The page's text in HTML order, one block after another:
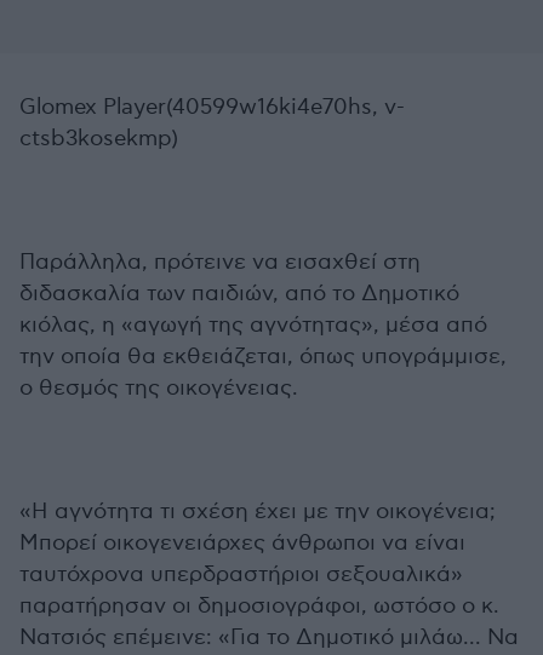
Glomex Player(40599w16ki4e70hs, v-
ctsb3kosekmp)
Παράλληλα, πρότεινε να εισαχθεί στη
διδασκαλία των παιδιών, από το Δημοτικό
κιόλας, η «αγωγή της αγνότητας», μέσα από
την οποία θα εκθειάζεται, όπως υπογράμμισε,
ο θεσμός της οικογένειας.
«Η αγνότητα τι σχέση έχει με την οικογένεια;
Μπορεί οικογενειάρχες άνθρωποι να είναι
ταυτόχρονα υπερδραστήριοι σεξουαλικά»
παρατήρησαν οι δημοσιογράφοι, ωστόσο ο κ.
Νατσιός επέμεινε: «Για το Δημοτικό μιλάω... Να